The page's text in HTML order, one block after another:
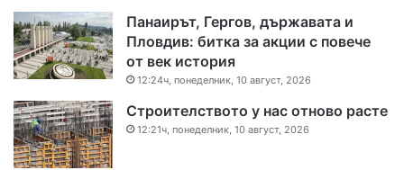
Панаирът, Гергов, държавата и
Пловдив: битка за акции с повече
от век история
12:24ч, понеделник, 10 август, 2026
Строителството у нас отново расте
12:21ч, понеделник, 10 август, 2026